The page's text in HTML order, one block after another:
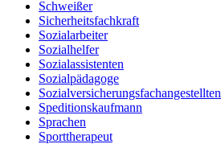
Schweißer
Sicherheitsfachkraft
Sozialarbeiter
Sozialhelfer
Sozialassistenten
Sozialpädagoge
Sozialversicherungsfachangestellten
Speditionskaufmann
Sprachen
Sporttherapeut